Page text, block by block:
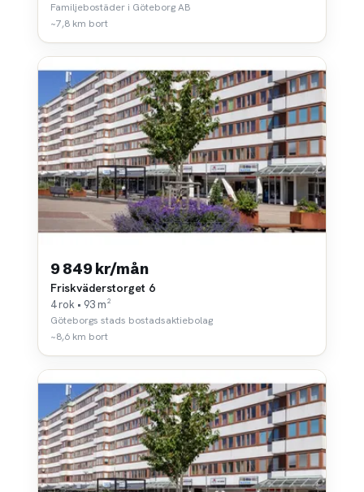
Familjebostäder i Göteborg AB
~7,8 km bort
9 849 kr/mån
Friskväderstorget 6
4 rok • 93 m²
Göteborgs stads bostadsaktiebolag
~8,6 km bort